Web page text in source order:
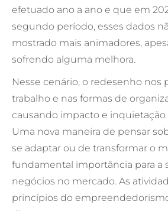
efetuado ano a ano e que em
segundo período, esses dados
mostrado mais animadores,
sofrendo alguma melhora.
Nesse cenário, o redesenho nos
trabalho e nas formas de
causando impacto e inquietação
Uma nova maneira de pensar
se adaptar ou de transformar o
fundamental importância para a
negócios no mercado. As
princípios do